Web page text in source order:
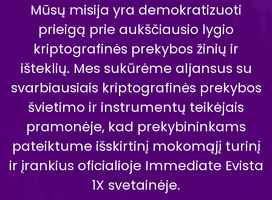
Mūsų misija yra demokratizuoti
prieigą prie aukščiausio lygio
kriptografinės prekybos žinių ir
išteklių. Mes sukūrėme aljansus su
svarbiausiais kriptografinės prekybos
švietimo ir instrumentų teikėjais
pramonėje, kad prekybininkams
pateiktume išskirtinį mokomąjį turinį
ir įrankius oficialioje Immediate Evista
1X svetainėje.